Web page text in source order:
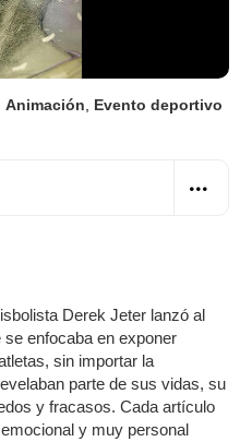
Animación
Evento deportivo
Derek Jeter lanzó al
enfocaba en exponer
sin importar la
parte de sus vidas, su
y fracasos. Cada artículo
y muy personal